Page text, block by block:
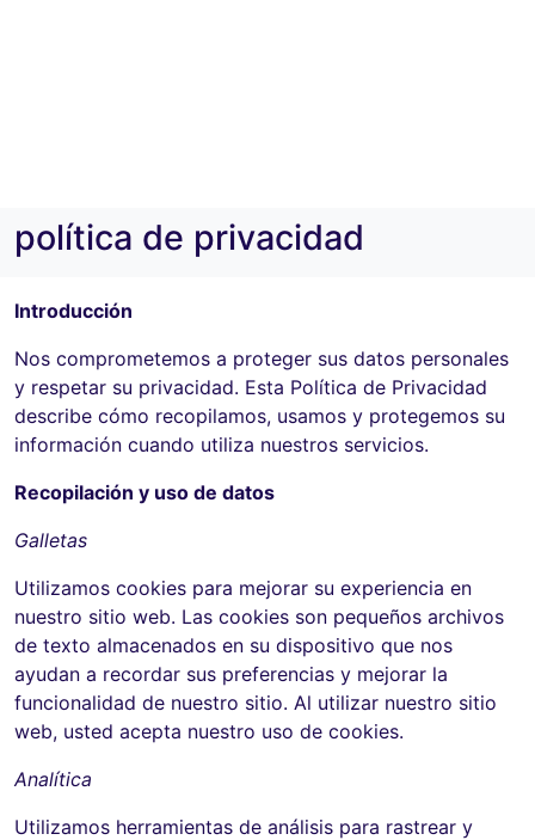
política de privacidad
Introducción
Nos comprometemos a proteger sus datos personales
y respetar su privacidad. Esta Política de Privacidad
describe cómo recopilamos, usamos y protegemos su
información cuando utiliza nuestros servicios.
Recopilación y uso de datos
Galletas
Utilizamos cookies para mejorar su experiencia en
nuestro sitio web. Las cookies son pequeños archivos
de texto almacenados en su dispositivo que nos
ayudan a recordar sus preferencias y mejorar la
funcionalidad de nuestro sitio. Al utilizar nuestro sitio
web, usted acepta nuestro uso de cookies.
Analítica
Utilizamos herramientas de análisis para rastrear y